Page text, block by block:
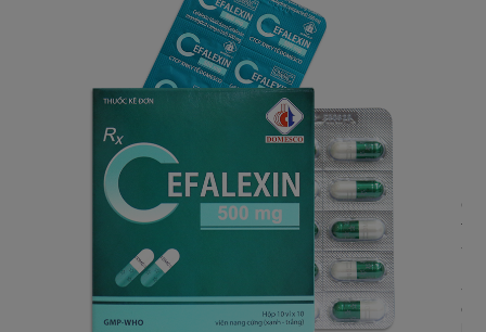
trị
-
-